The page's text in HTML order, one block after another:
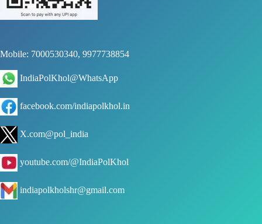
Mobile: 7000530340, 9977738854
IndiaPolKhol@WhatsApp
facebook.com/indiapolkhol.in
X.com@pol_india
youtube.com/@IndiaPolKhol
indiapolkholshr@gmail.com